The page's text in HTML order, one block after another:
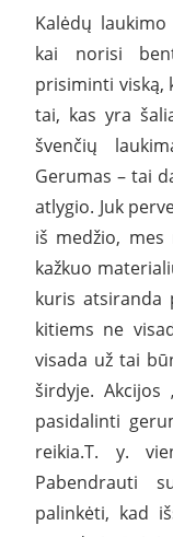
Kalėdų
kai norisi
prisiminti viską,
tai, kas yra
švenčių
Gerumas – tai
atlygio. Juk
iš medžio,
kažkuo
kuris atsiranda
kitiems ne
visada už tai
širdyje. Akcijos
pasidalinti
reikia.T. y.
Pabendrauti
palinkėti, kad